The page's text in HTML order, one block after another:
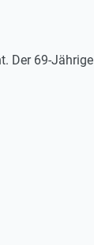
Der 69-Jährige